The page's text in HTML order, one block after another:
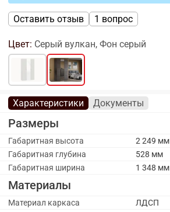
Оставить отзыв 1 вопрос
Цвет: Серый вулкан, Фон серый
Характеристики Документы
Размеры
Габаритная высота
2 249 мм
Габаритная глубина
528 мм
Габаритная ширина
1 348 мм
Материалы
Материал каркаса
ЛДСП